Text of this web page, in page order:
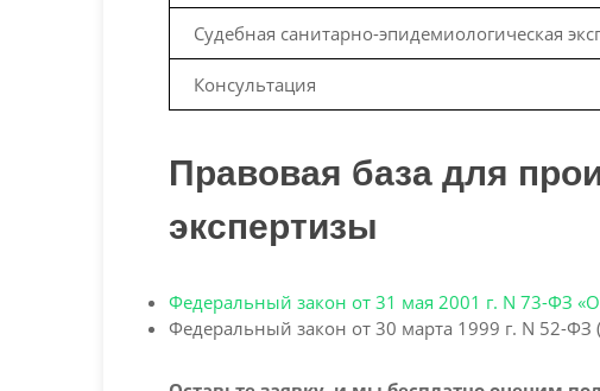
Судебная санитарно-эпидемиологическая
Консультация
Правовая база для
экспертизы
Федеральный закон от 31 мая 2001 г. N 73-ФЗ
Федеральный закон от 30 марта 1999 г. N 52-